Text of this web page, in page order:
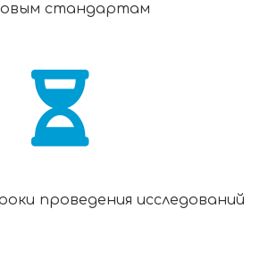
стандартам
проведения исследований